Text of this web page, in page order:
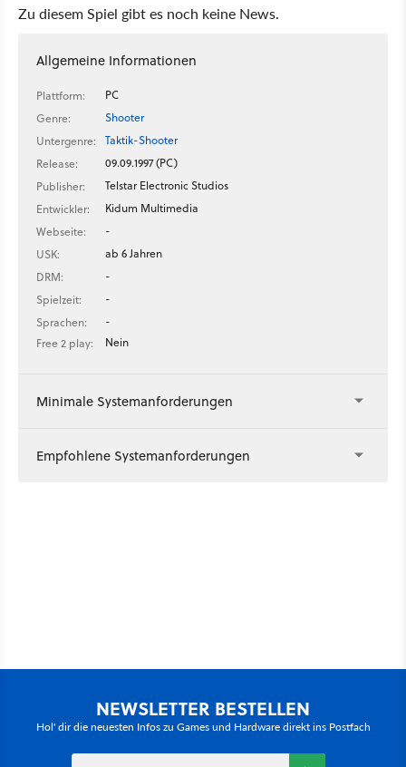
Zu diesem Spiel gibt es noch keine News.
Allgemeine Informationen
Plattform:
PC
Genre:
Shooter
Untergenre:
Taktik-Shooter
Release:
09.09.1997 (PC)
Publisher:
Telstar Electronic Studios
Entwickler:
Kidum Multimedia
Webseite:
-
USK:
ab 6 Jahren
DRM:
-
Spielzeit:
-
Sprachen:
-
Free 2 play:
Nein
Minimale Systemanforderungen
Empfohlene Systemanforderungen
NEWSLETTER BESTELLEN
Hol' dir die neuesten Infos zu Games und Hardware direkt ins Postfach